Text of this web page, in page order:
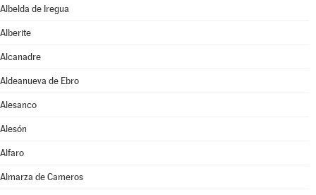
Albelda de Iregua
Alberite
Alcanadre
Aldeanueva de Ebro
Alesanco
Alesón
Alfaro
Almarza de Cameros